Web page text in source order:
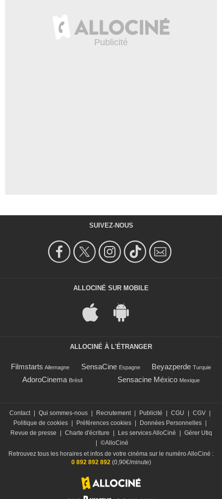
SUIVEZ-NOUS
ALLOCINÉ SUR MOBILE
ALLOCINÉ À L'ÉTRANGER
Filmstarts Allemagne SensaCine Espagne Beyazperde Turquie
AdoroCinema Brésil Sensacine México Mexique
Contact Qui sommes-nous Recrutement Publicité CGU CGV
Politique de cookies
Préférences cookies Données Personnelles
Revue de presse
Charte d'écriture Les services AlloCiné
Gérer Utiq
©AlloCiné
Retrouvez tous les horaires et infos de votre cinéma sur le numéro AlloCiné :
0 892 892 892(0,90€/minute)